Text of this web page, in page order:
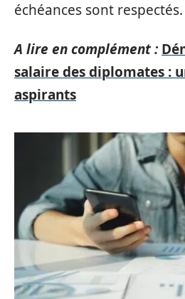
échéances sont respectés.
A lire en complément :
salaire des diplomates :
aspirants